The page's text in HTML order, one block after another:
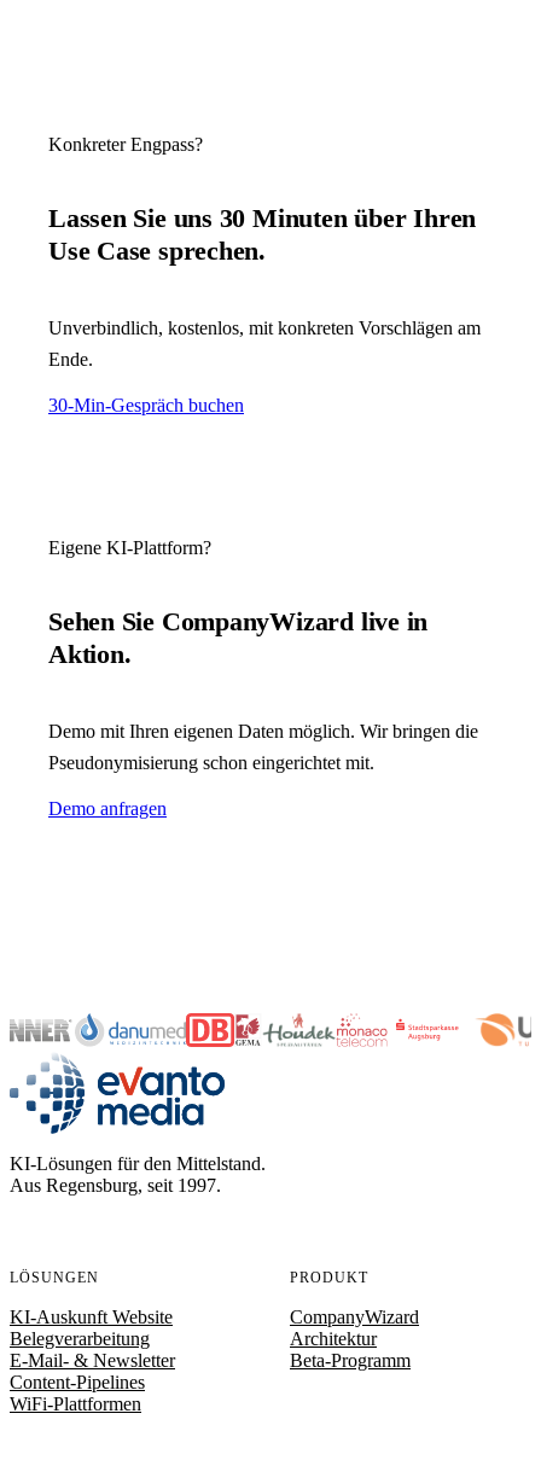
Konkreter Engpass?
Lassen Sie uns 30 Minuten über Ihren
Use Case sprechen.
Unverbindlich, kostenlos, mit konkreten Vorschlägen am
Ende.
30-Min-Gespräch buchen
Eigene KI-Plattform?
Sehen Sie CompanyWizard live in
Aktion.
Demo mit Ihren eigenen Daten möglich. Wir bringen die
Pseudonymisierung schon eingerichtet mit.
Demo anfragen
evanto media
KI-Lösungen für den Mittelstand.
Aus Regensburg, seit 1997.
LÖSUNGEN
KI-Auskunft Website
Belegverarbeitung
E-Mail- & Newsletter
Content-Pipelines
WiFi-Plattformen
PRODUKT
CompanyWizard
Architektur
Beta-Programm